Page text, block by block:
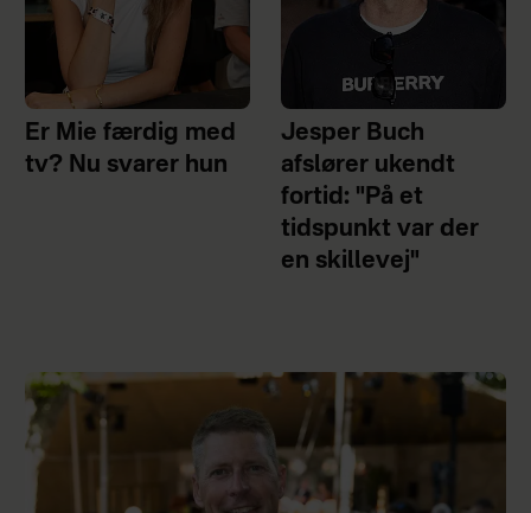
Er Mie færdig med
tv? Nu svarer hun
Jesper Buch
afslører ukendt
fortid: "På et
tidspunkt var der
en skillevej"